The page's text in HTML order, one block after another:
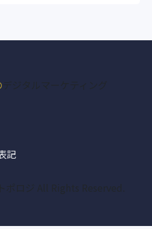
デジタルマーケティング
記
ロジ All Rights Reserved.